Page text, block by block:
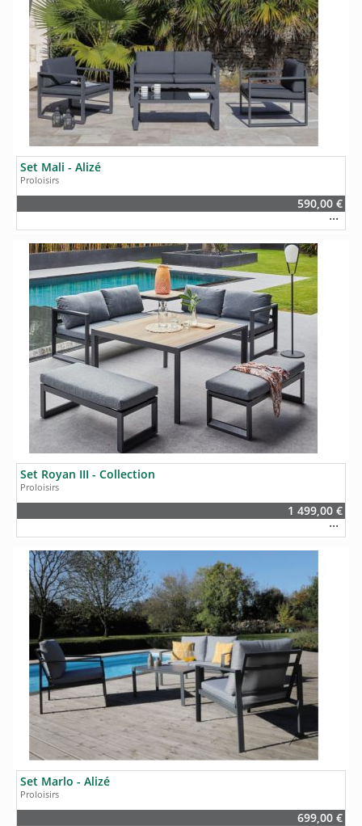
Set Mali - Alizé
Proloisirs
590,00 €
Set Royan III - Collection
Proloisirs
1 499,00 €
Set Marlo - Alizé
Proloisirs
699,00 €